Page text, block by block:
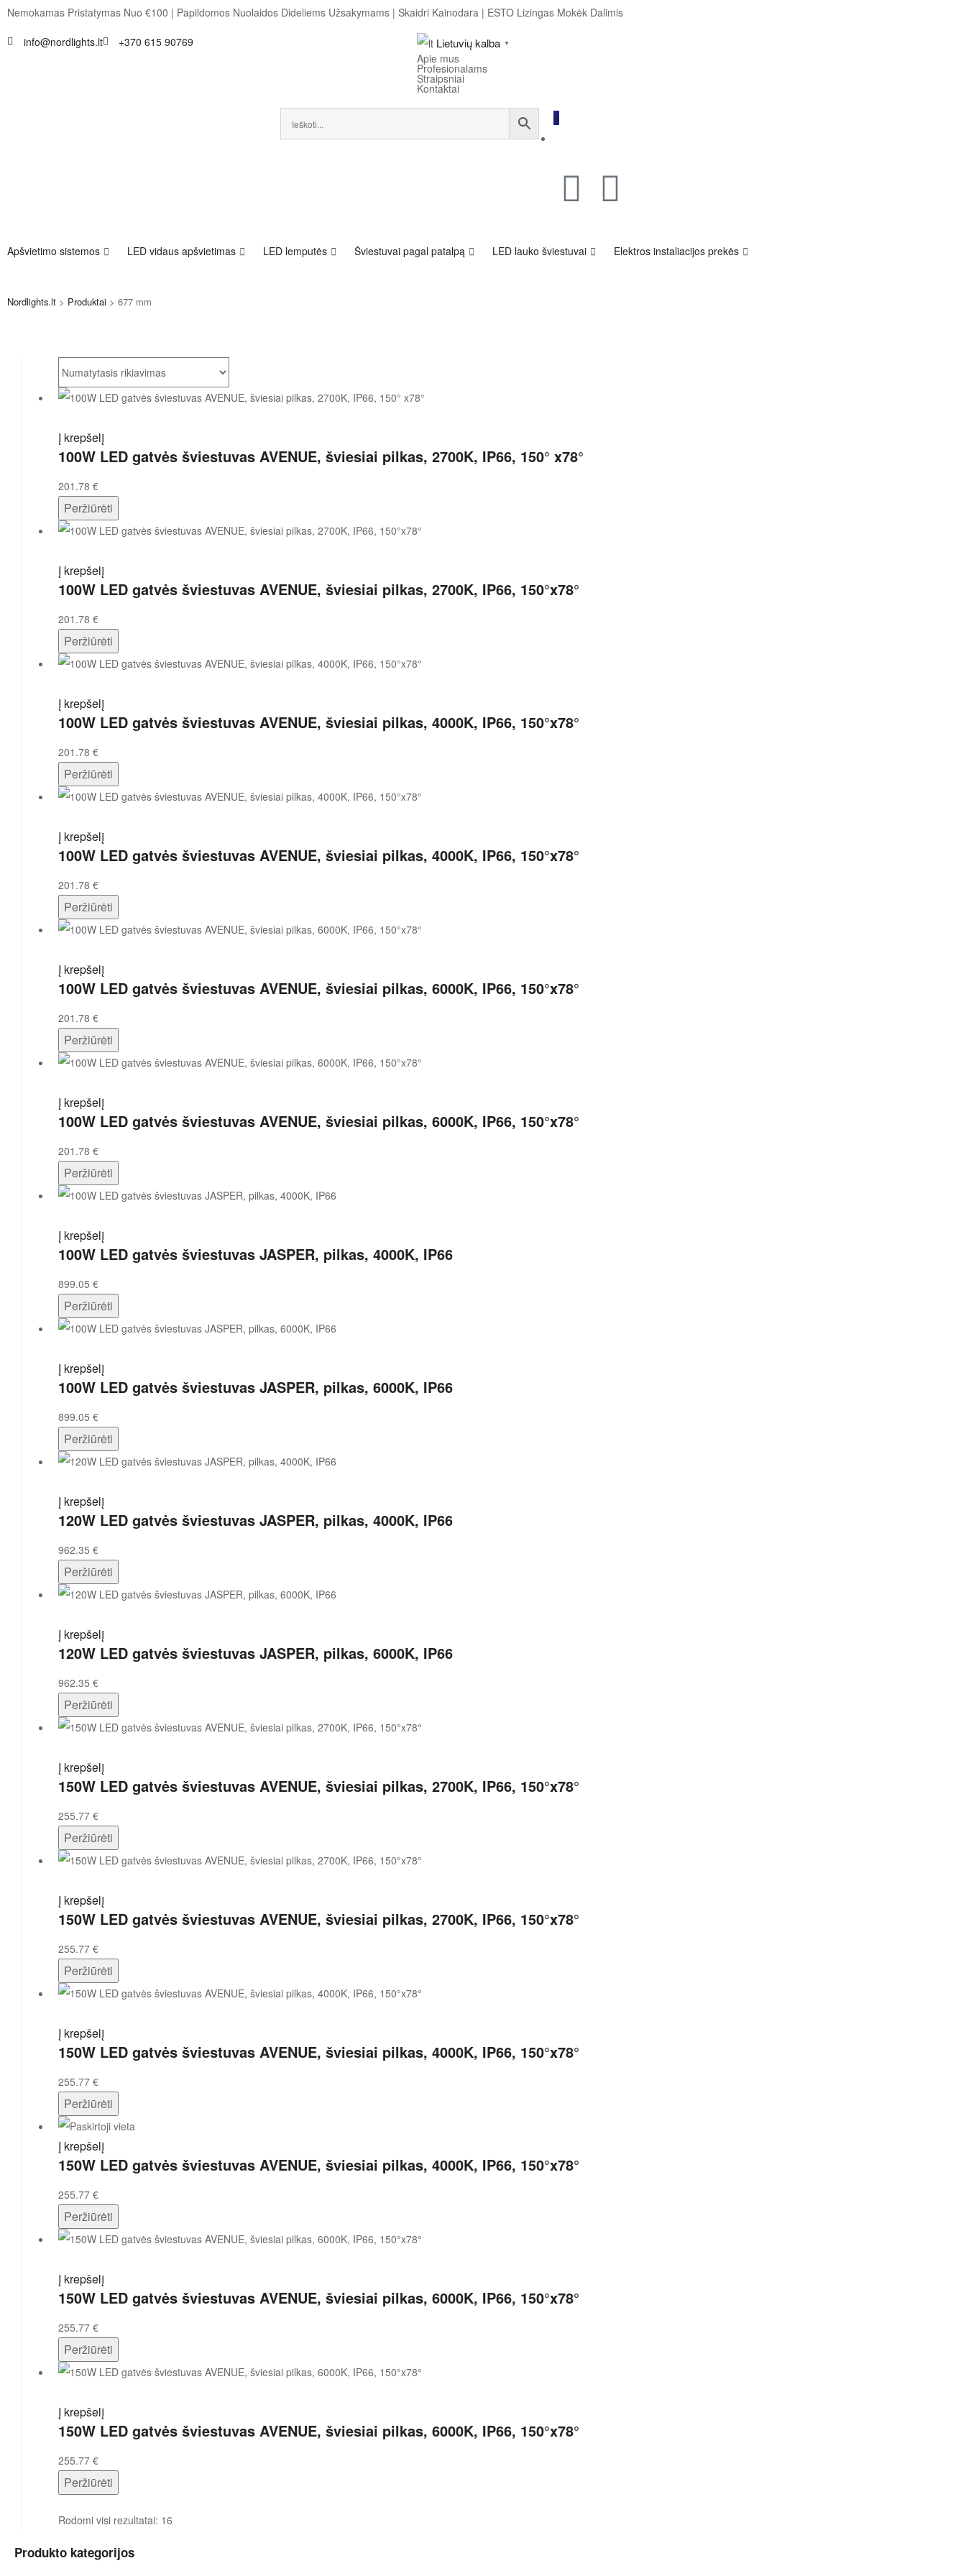
Nemokamas Pristatymas Nuo €100 | Papildomos Nuolaidos Dideliems Užsakymams | Skaidri Kainodara | ESTO Lizingas Mokėk Dalimis
info@nordlights.lt +370 615 90769 Lietuvių kalba ▼
Apie mus
Profesionalams
Straipsniai
Kontaktai
0
Apšvietimo sistemos LED vidaus apšvietimas LED lemputės Šviestuvai pagal patalpą LED lauko šviestuvai Elektros instaliacijos prekės
Nordlights.lt > Produktai > 677 mm
Į krepšelį
100W LED gatvės šviestuvas AVENUE, šviesiai pilkas, 2700K, IP66, 150° x78°
201.78 €
Peržiūrėti
Į krepšelį
100W LED gatvės šviestuvas AVENUE, šviesiai pilkas, 2700K, IP66, 150°x78°
201.78 €
Peržiūrėti
Į krepšelį
100W LED gatvės šviestuvas AVENUE, šviesiai pilkas, 4000K, IP66, 150°x78°
201.78 €
Peržiūrėti
Į krepšelį
100W LED gatvės šviestuvas AVENUE, šviesiai pilkas, 4000K, IP66, 150°x78°
201.78 €
Peržiūrėti
Į krepšelį
100W LED gatvės šviestuvas AVENUE, šviesiai pilkas, 6000K, IP66, 150°x78°
201.78 €
Peržiūrėti
Į krepšelį
100W LED gatvės šviestuvas AVENUE, šviesiai pilkas, 6000K, IP66, 150°x78°
201.78 €
Peržiūrėti
Į krepšelį
100W LED gatvės šviestuvas JASPER, pilkas, 4000K, IP66
899.05 €
Peržiūrėti
Į krepšelį
100W LED gatvės šviestuvas JASPER, pilkas, 6000K, IP66
899.05 €
Peržiūrėti
Į krepšelį
120W LED gatvės šviestuvas JASPER, pilkas, 4000K, IP66
962.35 €
Peržiūrėti
Į krepšelį
120W LED gatvės šviestuvas JASPER, pilkas, 6000K, IP66
962.35 €
Peržiūrėti
Į krepšelį
150W LED gatvės šviestuvas AVENUE, šviesiai pilkas, 2700K, IP66, 150°x78°
255.77 €
Peržiūrėti
Į krepšelį
150W LED gatvės šviestuvas AVENUE, šviesiai pilkas, 2700K, IP66, 150°x78°
255.77 €
Peržiūrėti
Į krepšelį
150W LED gatvės šviestuvas AVENUE, šviesiai pilkas, 4000K, IP66, 150°x78°
255.77 €
Peržiūrėti
Į krepšelį
150W LED gatvės šviestuvas AVENUE, šviesiai pilkas, 4000K, IP66, 150°x78°
255.77 €
Peržiūrėti
Į krepšelį
150W LED gatvės šviestuvas AVENUE, šviesiai pilkas, 6000K, IP66, 150°x78°
255.77 €
Peržiūrėti
Į krepšelį
150W LED gatvės šviestuvas AVENUE, šviesiai pilkas, 6000K, IP66, 150°x78°
255.77 €
Peržiūrėti
Rodomi visi rezultatai: 16
Produkto kategorijos